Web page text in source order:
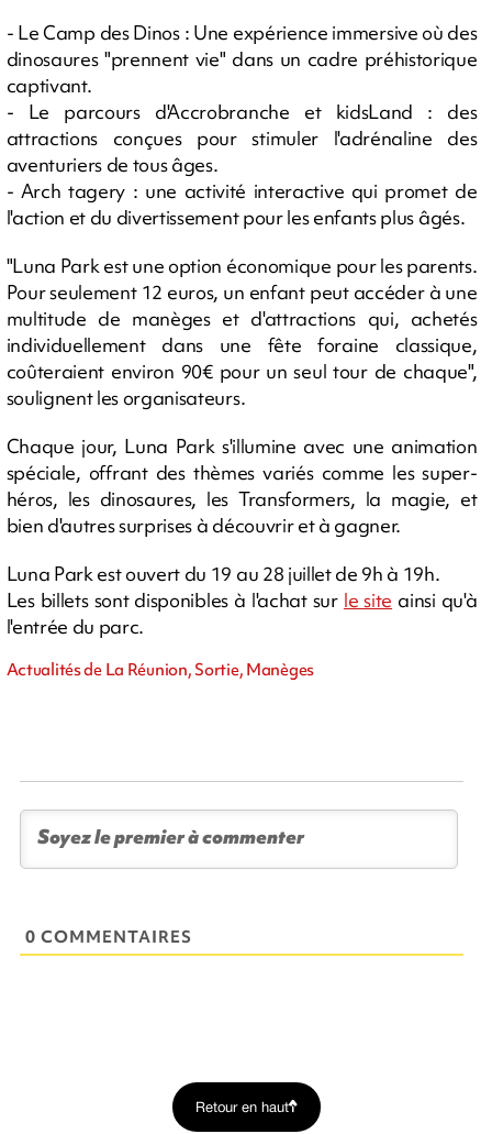
- Le Camp des Dinos : Une expérience immersive où des
dinosaures "prennent vie" dans un cadre préhistorique
captivant.
- Le parcours d'Accrobranche et kidsLand : des
attractions conçues pour stimuler l'adrénaline des
aventuriers de tous âges.
- Arch tagery : une activité interactive qui promet de
l'action et du divertissement pour les enfants plus âgés.
"Luna Park est une option économique pour les parents.
Pour seulement 12 euros, un enfant peut accéder à une
multitude de manèges et d'attractions qui, achetés
individuellement dans une fête foraine classique,
coûteraient environ 90€ pour un seul tour de chaque",
soulignent les organisateurs.
Chaque jour, Luna Park s'illumine avec une animation
spéciale, offrant des thèmes variés comme les super-
héros, les dinosaures, les Transformers, la magie, et
bien d'autres surprises à découvrir et à gagner.
Luna Park est ouvert du 19 au 28 juillet de 9h à 19h.
Les billets sont disponibles à l'achat sur le site ainsi qu'à
l'entrée du parc.
Actualités de La Réunion, Sortie, Manèges
0 COMMENTAIRES
Retour en haut